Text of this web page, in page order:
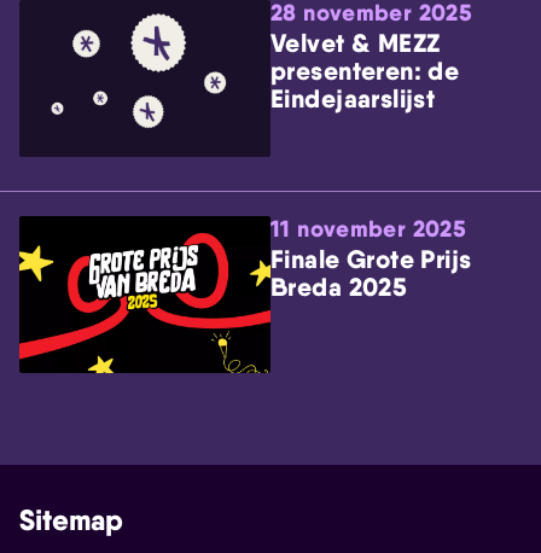
28 november 2025
Velvet & MEZZ
presenteren: de
Eindejaarslijst
11 november 2025
Finale Grote Prijs
Breda 2025
Sitemap